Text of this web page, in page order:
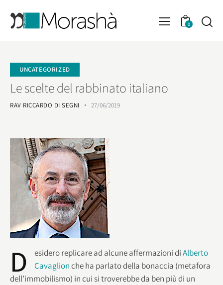
0
UNCATEGORIZED
Le scelte del rabbinato italiano
RAV RICCARDO DI SEGNI 27/06/2019
D esidero replicare ad alcune affermazioni diAlberto
Cavaglionche ha parlato della bonaccia (metafora
dell’immobilismo) in cui si troverebbe da ben più di un